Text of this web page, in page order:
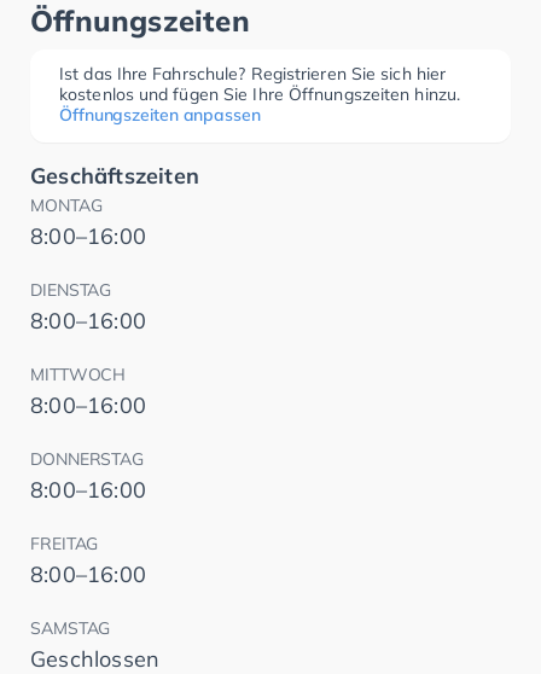
Öffnungszeiten
Ist das Ihre Fahrschule? Registrieren Sie sich hier
kostenlos und fügen Sie Ihre Öffnungszeiten hinzu.
Öffnungszeiten anpassen
Geschäftszeiten
MONTAG
8:00–16:00
DIENSTAG
8:00–16:00
MITTWOCH
8:00–16:00
DONNERSTAG
8:00–16:00
FREITAG
8:00–16:00
SAMSTAG
Geschlossen